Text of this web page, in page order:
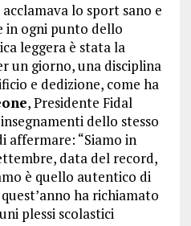
lo sport sano e
in ogni punto dello
leggera è stata la
un giorno, una disciplina
e dedizione, come ha
, Presidente Fidal
dello stesso
affermare: “Siamo in
data del record,
è quello autentico di
quest’anno ha richiamato
plessi scolastici